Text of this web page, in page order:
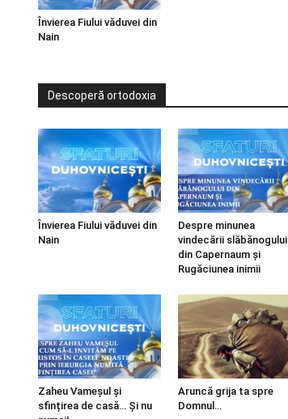
Învierea Fiului văduvei din
Nain
Descoperă ortodoxia
Învierea Fiului văduvei din
Nain
Despre minunea
vindecării slăbănogului
din Capernaum și
Rugăciunea inimii
Zaheu Vameșul și
sfințirea de casă… Și nu
Aruncă grija ta spre
Domnul…